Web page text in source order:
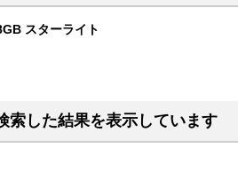
スターライト
索した結果を表示しています